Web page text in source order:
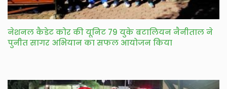
नेशनल कैडेट कोर की यूनिट 79 युके बटालियन नैनीताल ने
पुनीत सागर अभियान का सफल आयोजन किया